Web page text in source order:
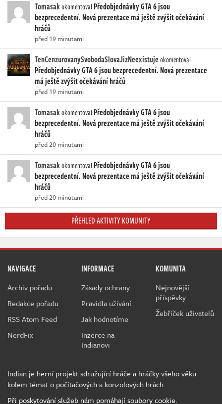
Tomasakokomentoval Předobjednávky GTA 6 jsou
bezprecedentní. Nová prezentace má ještě zvýšit očekávání
hráčů
před 19 minutami
TenCenzurovanySvobodaSlovaJizNeexistujeokomentoval
Předobjednávky GTA 6 jsou bezprecedentní. Nová prezentace
má ještě zvýšit očekávání hráčů
před 19 minutami
Tomasakokomentoval Předobjednávky GTA 6 jsou
bezprecedentní. Nová prezentace má ještě zvýšit očekávání
hráčů
před 20 minutami
Tomasakokomentoval Předobjednávky GTA 6 jsou
bezprecedentní. Nová prezentace má ještě zvýšit očekávání
hráčů
před 20 minutami
PŘEHLED AKTIVITY KOMUNITY
NAVIGACE
Archiv pořadu
Redakce pořadu
RSS Atom Feed
NerdFix
INFORMACE
Zásady ochrany
Pravidla užívání
Jak hodnotíme
Inzerce na
Indianovi
KOMUNITA
Nejnovější
příspěvky
Žebříček uživatelů
Indian je herní projekt sdružující hráče a hráčky všeho věku
kolem témat o počítačových a konzolových hrách.
Při poskytování služeb nám pomáhají soubory cookie.